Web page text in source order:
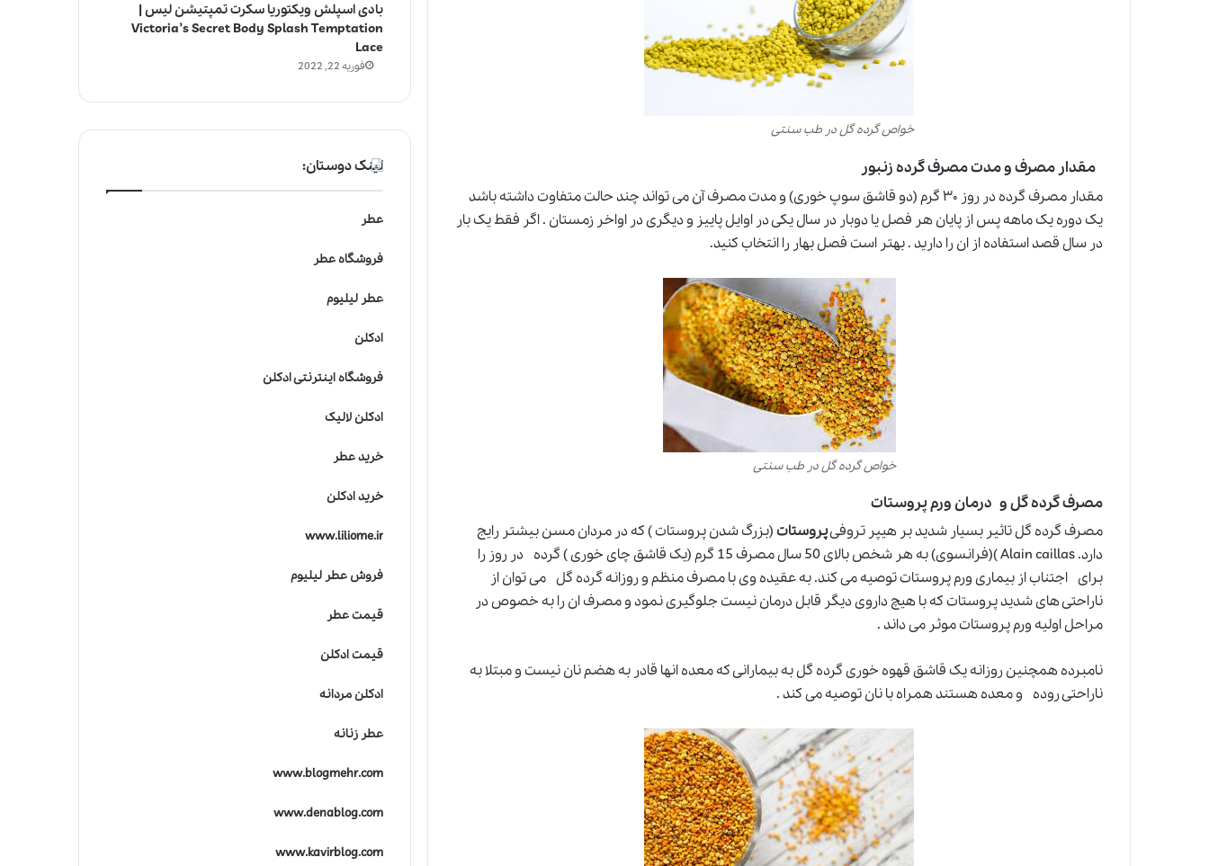
خواص گرده گل در طب سنتی
مقدار مصرف و مدت مصرف گرده زنبور
مقدار مصرف گرده در روز ۳۰ گرم (دو قاشق سوپ خوری) و مدت مصرف آن می تواند چند حالت متفاوت داشته باشد
یک دوره یک ماهه پس از پایان هر فصل یا دوبار در سال یکی در اوایل پاییز و دیگری در اواخر زمستان . اگر فقط یک بار
در سال قصد استفاده از ان را دارید . بهتر است فصل بهار را انتخاب کنید.
خواص گرده گل در طب سنتی
مصرف گرده گل و درمان ورم پروستات
مصرف گرده گل تاثیر بسیار شدید بر هیپر تروفیپروستات(بزرگ شدن پروستات ) که در مردان مسن بیشتر رایج
دارد. Alain caillas )(فرانسوی) به هر شخص بالای 50 سال مصرف 15 گرم (یک قاشق چای خوری ) گرده در روز را
برای اجتناب از بیماری ورم پروستات توصیه می کند. به عقیده وی با مصرف منظم و روزانه گرده گل می توان از
ناراحتی های شدید پروستات که با هیچ داروی دیگر قابل درمان نیست جلوگیری نمود و مصرف ان را به خصوص در
مراحل اولیه ورم پروستات موثر می داند .
نامبرده همچنین روزانه یک قاشق قهوه خوری گرده گل به بیمارانی که معده انها قادر به هضم نان نیستومبتلا به
ناراحتی روده و معده هستند همراه با نان توصیه می کند .
بادی اسپلش ویکتوریا سکرت تمپتیشن لیس |
Victoria’s Secret Body Splash Temptation
Lace
فوریه 22, 2022
لینک دوستان:
عطر
فروشگاه عطر
عطر لیلیوم
ادکلن
فروشگاه اینترنتی ادکلن
ادکلن لالیک
خرید عطر
خرید ادکلن
www.liliome.ir
فروش عطر لیلیوم
قیمت عطر
قیمت ادکلن
ادکلن مردانه
عطر زنانه
www.blogmehr.com
www.denablog.com
www.kavirblog.com